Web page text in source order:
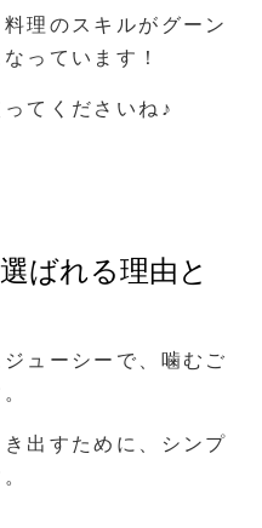
理のスキルがグーン
っています！
てくださいね♪
ばれる理由と
ューシーで、噛むご
出すために、シンプ